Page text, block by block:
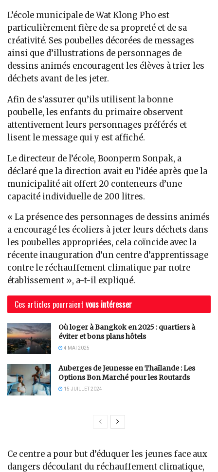
L’école municipale de Wat Klong Pho est
particulièrement fière de sa propreté et de sa
créativité. Ses poubelles décorées de messages
ainsi que d’illustrations de personnages de
dessins animés encouragent les élèves à trier les
déchets avant de les jeter.
Afin de s’assurer qu’ils utilisent la bonne
poubelle, les enfants du primaire observent
attentivement leurs personnages préférés et
lisent le message qui y est affiché.
Le directeur de l’école, Boonperm Sonpak, a
déclaré que la direction avait eu l’idée après que la
municipalité ait offert 20 conteneurs d’une
capacité individuelle de 200 litres.
« La présence des personnages de dessins animés
a encouragé les écoliers à jeter leurs déchets dans
les poubelles appropriées, cela coïncide avec la
récente inauguration d’un centre d’apprentissage
contre le réchauffement climatique par notre
établissement », a-t-il expliqué.
Ces articles pourraient vous intéresser
Où loger à Bangkok en 2025 : quartiers à
éviter et bons plans hôtels
4 MAI 2025
Auberges de Jeunesse en Thaïlande : Les
Options Bon Marché pour les Routards
15 JUILLET 2024
Ce centre a pour but d’éduquer les jeunes face aux
dangers découlant du réchauffement climatique,